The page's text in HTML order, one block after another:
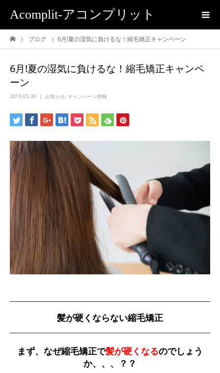
Acomplit-アコンプリット
ブログ 6月!夏の湿気に負けるな！縮毛矯正キャンペーン
6月!夏の湿気に負けるな！縮毛矯正キャンペ
ーン
2019.05.30 お知らせ, キャンペーン情報
髪が硬くならない縮毛矯正
まず、なぜ縮毛矯正で髪が硬くなるのでしょう
か、、、？？